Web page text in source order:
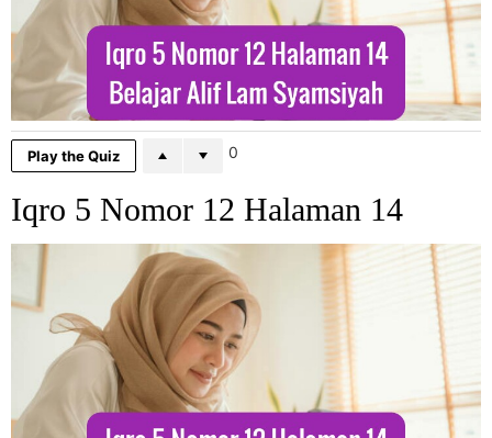
Play the Quiz 0
Iqro 5 Nomor 12 Halaman 14